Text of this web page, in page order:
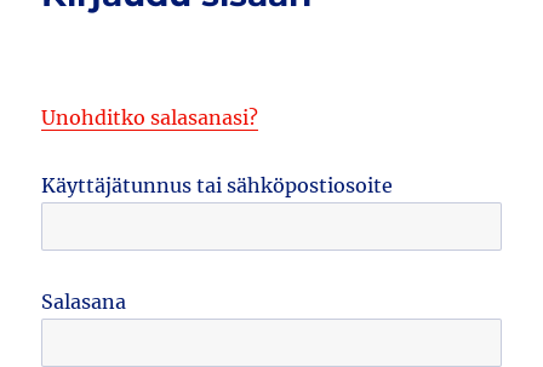
Unohditko salasanasi?
Käyttäjätunnus tai sähköpostiosoite
Salasana